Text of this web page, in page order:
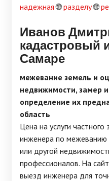
надежная🌐разделу🌐
Иванов
кадастровый
Самаре
межевание земель и
недвижимости, замер
определение их
область
Цена на услуги
инженера по межеванию
или другой
профессионалов. На
выезд инженера для